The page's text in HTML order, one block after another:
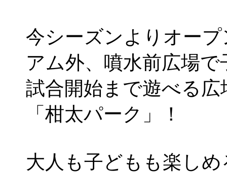
今シーズンよりオー
アム外、噴水前広場
試合開始まで遊べる
「柑太パーク」！
大人も子どもも楽し